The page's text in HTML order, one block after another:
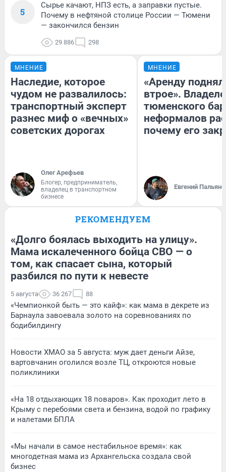
5
Сырье качают, НПЗ есть, а заправки пустые.
Почему в нефтяной столице России — Тюмени
— закончился бензин
29 886 298
МНЕНИЕ
Наследие, которое
чудом не развалилось:
транспортный эксперт
разнес миф о «вечных»
советских дорогах
Олег Арефьев
Блогер, предприниматель,
владелец в транспортном
бизнесе
МНЕНИЕ
«Аренду
втрое».
тюменского
неформалов
почему его
Евгений
РЕКОМЕНДУЕМ
«Долго боялась выходить на улицу».
Мама искалеченного бойца СВО — о
том, как спасает сына, который
разбился по пути к невесте
5 августа 36 267 88
«Чемпионкой быть — это кайф»: как мама в декрете из
Барнаула завоевала золото на соревнованиях по
бодибилдингу
Новости ХМАО за 5 августа: муж дает деньги Айзе,
вартовчанин оголился возле ТЦ, откроются новые
поликлиники
«На 18 отдыхающих 18 поваров». Как проходит лето в
Крыму с перебоями света и бензина, водой по графику
и налетами БПЛА
«Мы начали в самое нестабильное время»: как
многодетная мама из Архангельска создала свой
бизнес